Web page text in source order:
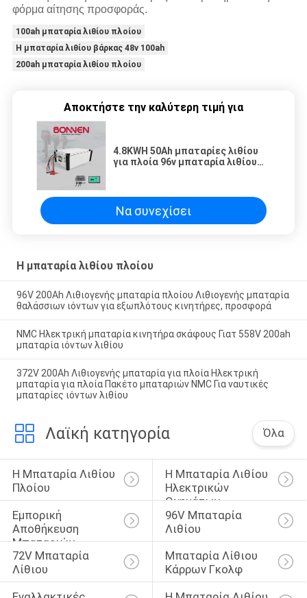
φόρμα αίτησης προσφοράς.
100ah μπαταρία λιθίου πλοίου
Η μπαταρία λιθίου βάρκας 48v 100ah
200ah μπαταρία λιθίου πλοίου
Αποκτήστε την καλύτερη τιμή για
4.8KWH 50Ah μπαταρίες λιθίου
για πλοία 96v μπαταρία λιθίου
Να συνεχίσει
Η μπαταρία λιθίου πλοίου
96V 200Ah Λιθιογενής μπαταρία πλοίου Λιθιογενής μπαταρία
θαλάσσιων ιόντων για εξωπλότους κινητήρες, προσφορά
NMC Ηλεκτρική μπαταρία κινητήρα σκάφους Γιατ 558V 200ah
μπαταρία ιόντων λιθίου
372V 200Ah Λιθιογενής μπαταρία για πλοία Ηλεκτρική
μπαταρία για πλοία Πακέτο μπαταριών NMC Για ναυτικές
μπαταρίες ιόντων λιθίου
Λαϊκή κατηγορία Όλα
Η Μπαταρία Λιθίου
Πλοίου
Η Μπαταρία Λιθίου
Ηλεκτρικών
Οχημάτων
Εμπορική
Αποθήκευση
Μπαταριών
96V Μπαταρία
Λιθίου
72V Μπαταρία
Λίθιου
Μπαταρία Λίθιου
Κάρρων Γκολφ